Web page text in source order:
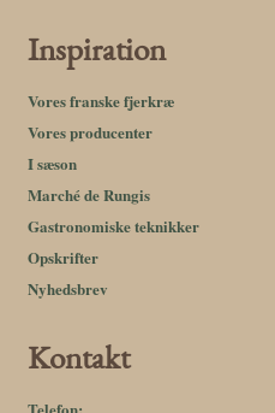
Inspiration
Vores franske fjerkræ
Vores producenter
I sæson
Marché de Rungis
Gastronomiske teknikker
Opskrifter
Nyhedsbrev
Kontakt